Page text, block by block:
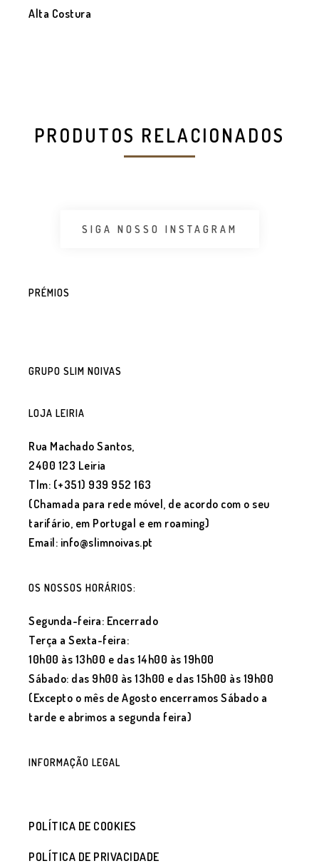
Alta Costura
PRODUTOS RELACIONADOS
SIGA NOSSO INSTAGRAM
PRÉMIOS
GRUPO SLIM NOIVAS
LOJA LEIRIA
Rua Machado Santos,
2400 123 Leiria
Tlm: (+351) 939 952 163
(Chamada para rede móvel, de acordo com o seu
tarifário, em Portugal e em roaming)
Email: info@slimnoivas.pt
OS NOSSOS HORÁRIOS:
Segunda-feira: Encerrado
Terça a Sexta-feira:
10h00 às 13h00 e das 14h00 às 19h00
Sábado: das 9h00 às 13h00 e das 15h00 às 19h00
(Excepto o mês de Agosto encerramos Sábado a
tarde e abrimos a segunda feira)
INFORMAÇÃO LEGAL
POLÍTICA DE COOKIES
POLÍTICA DE PRIVACIDADE